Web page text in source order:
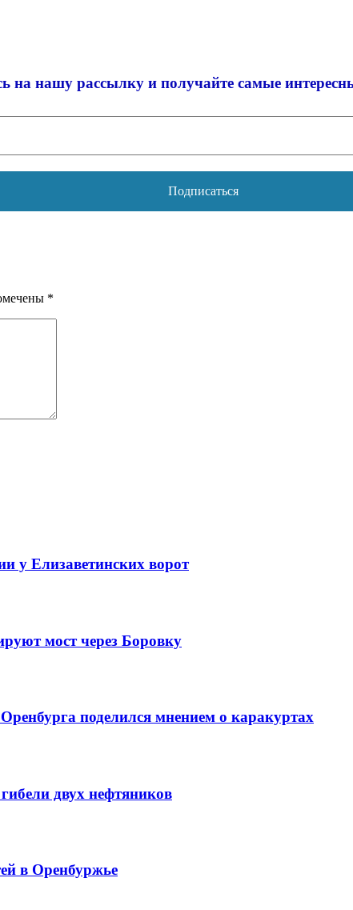
на нашу рассылку и получайте самые
*
у Елизаветинских ворот
мост через Боровку
поделился мнением о каракуртах
двух нефтяников
в Оренбуржье